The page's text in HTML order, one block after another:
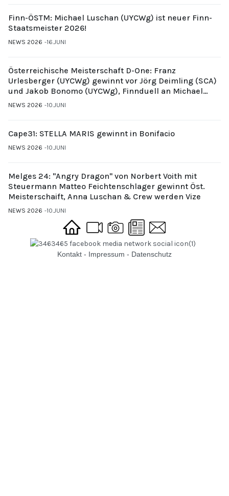
Finn-ÖSTM: Michael Luschan (UYCWg) ist neuer Finn-
Staatsmeister 2026!
NEWS 2026 16.JUNI
Österreichische Meisterschaft D-One: Franz
Urlesberger (UYCWg) gewinnt vor Jörg Deimling (SCA)
und Jakob Bonomo (UYCWg), Finnduell an Michael
Gubi (UYCMo)
NEWS 2026 10.JUNI
Cape31: STELLA MARIS gewinnt in Bonifacio
NEWS 2026 10.JUNI
Melges 24: "Angry Dragon" von Norbert Voith mit
Steuermann Matteo Feichtenschlager gewinnt Öst.
Meisterschaift, Anna Luschan & Crew werden Vize
NEWS 2026 10.JUNI
Kontakt - Impressum - Datenschutz